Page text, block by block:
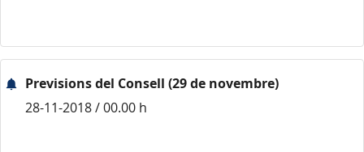
Previsions del Consell (29 de novembre)
28-11-2018 / 00.00 h